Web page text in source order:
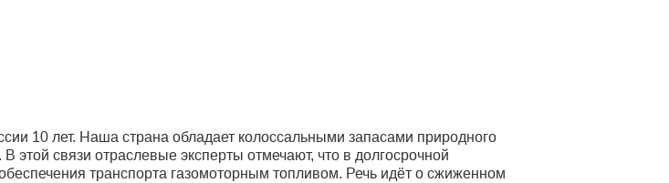
10 лет. Наша страна обладает колоссальными запасами природного
этой связи отраслевые эксперты отмечают, что в долгосрочной
транспорта газомоторным топливом. Речь идёт о сжиженном